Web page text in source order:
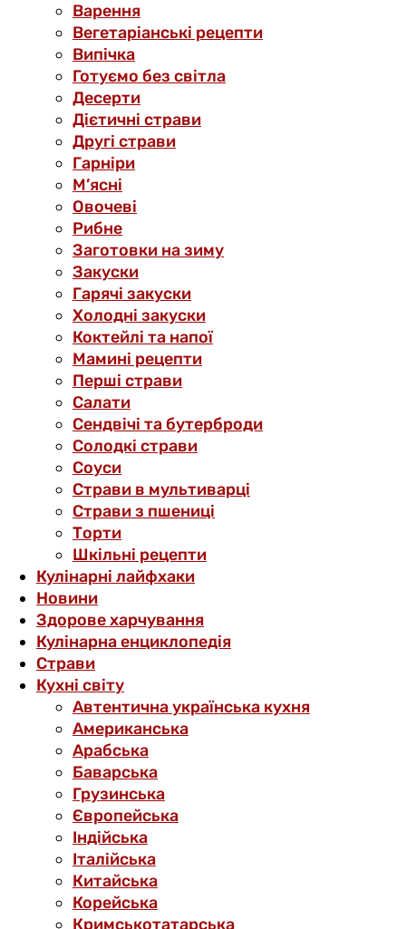
Варення
Вегетаріанські рецепти
Випічка
Готуємо без світла
Десерти
Дієтичні страви
Другі страви
Гарніри
М’ясні
Овочеві
Рибне
Заготовки на зиму
Закуски
Гарячі закуски
Холодні закуски
Коктейлі та напої
Мамині рецепти
Перші страви
Салати
Сендвічі та бутерброди
Солодкі страви
Соуси
Страви в мультиварці
Страви з пшениці
Торти
Шкільні рецепти
Кулінарні лайфхаки
Новини
Здорове харчування
Кулінарна енциклопедія
Страви
Кухні світу
Автентична українська кухня
Американська
Арабська
Баварська
Грузинська
Європейська
Індійська
Італійська
Китайська
Корейська
Кримськотатарська